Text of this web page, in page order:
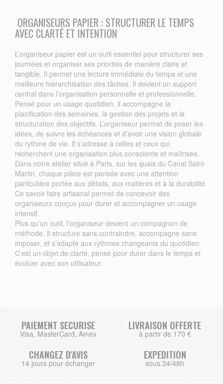
ORGANISEURS PAPIER : STRUCTURER LE TEMPS
AVEC CLARTÉ ET INTENTION
L’organiseur papier est un outil essentiel pour structurer ses
journées et organiser ses priorités de manière claire et
tangible. Il permet une lecture immédiate du temps et une
meilleure hiérarchisation des tâches. Il devient un support
central dans l’organisation personnelle et professionnelle.
Pensé pour un usage quotidien, il accompagne la
planification des semaines, la gestion des projets et la
structuration des objectifs. L’organiseur permet de poser les
idées, de suivre les échéances et d’avoir une vision globale
du rythme de vie. Il s’adresse à celles et ceux qui
recherchent une organisation plus consciente et maîtrisée.
Dans notre atelier situé à Paris, sur les quais du Canal Saint-
Martin, chaque pièce est pensée avec une attention
particulière portée aux détails, aux matières et à la durabilité.
Ce savoir-faire artisanal permet de concevoir des
organiseurs conçus pour durer et accompagner un usage
intensif.
Plus qu’un outil, l’organiseur devient un compagnon de
méthode. Il structure sans contraindre, accompagne sans
imposer, et s’adapte aux rythmes changeants du quotidien.
C’est un objet de clarté, pensé pour durer dans le temps et
évoluer avec son utilisateur.
PAIEMENT SECURISE
Visa, MasterCard, Amex
LIVRAISON OFFERTE
à partir de 170 €
CHANGEZ D'AVIS
14 jours pour échanger
EXPEDITION
sous 24/48h